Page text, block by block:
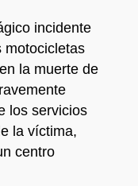
incidente
motocicletas
la muerte de
los servicios
la víctima,
centro